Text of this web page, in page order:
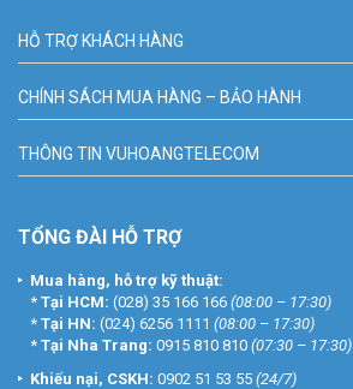
HỖ TRỢ KHÁCH HÀNG
CHÍNH SÁCH MUA HÀNG – BẢO HÀNH
THÔNG TIN VUHOANGTELECOM
TỔNG ĐÀI HỖ TRỢ
Mua hàng, hỗ trợ kỹ thuật:
* Tại HCM: (028) 35 166 166 (08:00 – 17:30)
* Tại HN: (024) 6256 1111 (08:00 – 17:30)
* Tại Nha Trang: 0915 810 810 (07:30 – 17:30)
Khiếu nại, CSKH: 0902 51 53 55 (24/7)